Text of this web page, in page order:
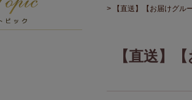
【直送】【お届けグ
【直送】